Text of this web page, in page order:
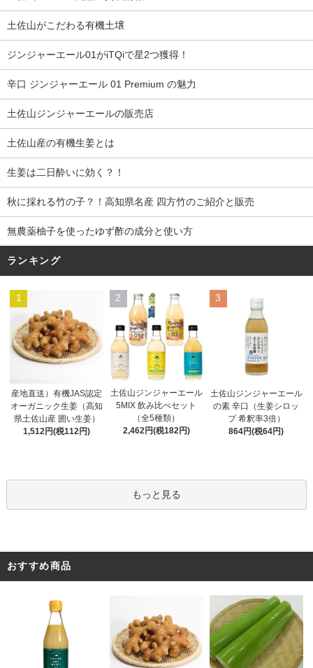
土佐山がこだわる有機土壌
ジンジャーエール01がiTQiで星2つ獲得！
辛口 ジンジャーエール 01 Premium の魅力
土佐山ジンジャーエールの販売店
土佐山産の有機生姜とは
生姜は二日酔いに効く？！
秋に採れる竹の子？！高知県名産 四方竹のご紹介と販売
無農薬柚子を使ったゆず酢の成分と使い方
ランキング
1
産地直送）有機JAS認定
オーガニック生姜（高知
県土佐山産 囲い生姜）
1,512円(税112円)
2
土佐山ジンジャーエール
5MIX 飲み比べセット
（全5種類）
2,462円(税182円)
3
土佐山ジンジャーエール
の素 辛口（生姜シロッ
プ 希釈率3倍）
864円(税64円)
もっと見る
おすすめ商品